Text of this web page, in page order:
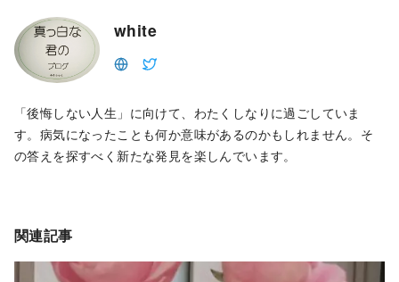
white
「後悔しない人生」に向けて、わたくしなりに過ごしていま
す。病気になったことも何か意味があるのかもしれません。そ
の答えを探すべく新たな発見を楽しんでいます。
関連記事